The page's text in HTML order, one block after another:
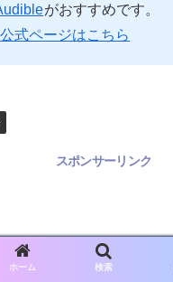
がおすすめです。
式ページはこちら
スポンサーリンク
ホーム 検索